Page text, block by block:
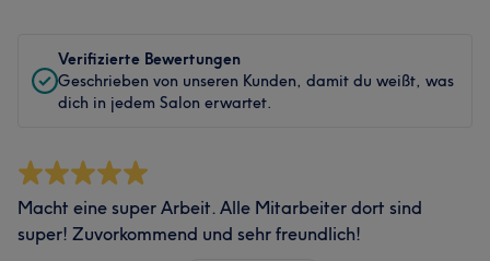
Verifizierte Bewertungen
Geschrieben von unseren Kunden, damit du weißt, was
dich in jedem Salon erwartet.
Macht eine super Arbeit. Alle Mitarbeiter dort sind
super! Zuvorkommend und sehr freundlich!